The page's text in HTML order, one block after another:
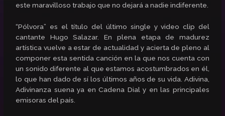
este maravilloso trabajo que no dejará a nadie indiferente.
“Pólvora” es el título del último single y video clip del
cantante Hugo Salazar. En plena etapa de madurez
artística vuelve a estar de actualidad y acierta de pleno al
componer esta sentida canción en la que nos cuenta con
un sonido diferente al que estamos acostumbrados en él,
lo que han dado de sí los últimos años de su vida. Adivina,
Adivinanza suena ya en Cadena Dial y en las principales
emisoras del país.